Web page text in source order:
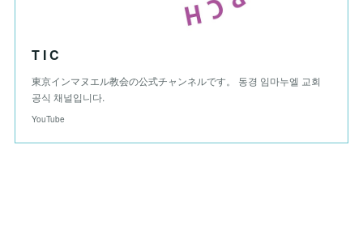
T I C
東京インマヌエル教会の公式チャンネルです。 동경 임마누엘 교회
공식 채널입니다.
YouTube